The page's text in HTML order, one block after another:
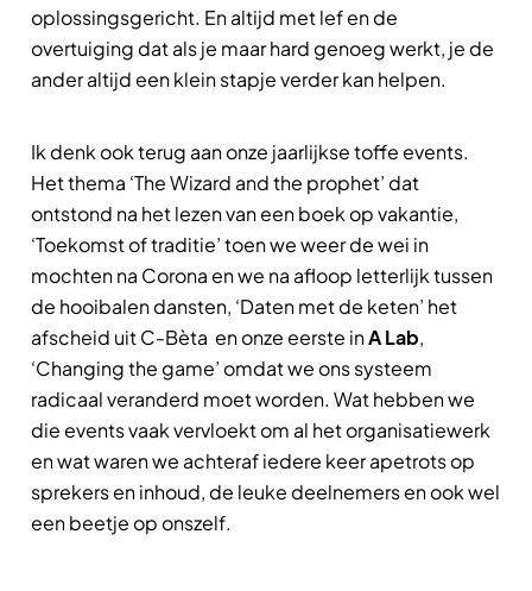
oplossingsgericht. En altijd met lef en de
overtuiging dat als je maar hard genoeg werkt, je de
ander altijd een klein stapje verder kan helpen.
Ik denk ook terug aan onze jaarlijkse toffe events.
Het thema ‘The Wizard and the prophet’ dat
ontstond na het lezen van een boek op vakantie,
‘Toekomst of traditie’ toen we weer de wei in
mochten na Corona en we na afloop letterlijk tussen
de hooibalen dansten, ‘Daten met de keten’ het
afscheid uit C-Bèta en onze eerste inA Lab,
‘Changing the game’ omdat we ons systeem
radicaal veranderd moet worden. Wat hebben we
die events vaak vervloekt om al het organisatiewerk
en wat waren we achteraf iedere keer apetrots op
sprekers en inhoud, de leuke deelnemers en ook wel
een beetje op onszelf.